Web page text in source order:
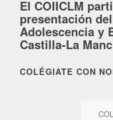
El COIICLM
presentación
Adolescencia y
Castilla-La
COLÉGIATE CON